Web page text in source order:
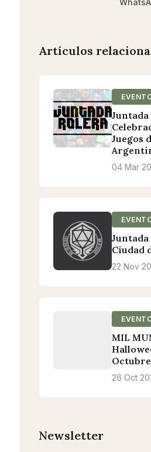
Artículos
Juegos
04 Mar
Ciudad
22 Nov
MIL
Octubre
26 Oct
Newsletter